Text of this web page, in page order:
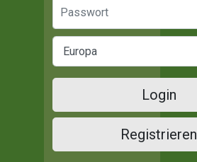
Login
Registrieren